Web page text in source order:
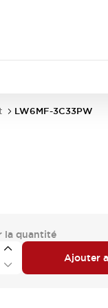
LW6MF-3C33PW
la quantité
Ajouter